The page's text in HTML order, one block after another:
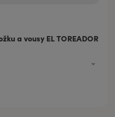
a vousy EL TOREADOR